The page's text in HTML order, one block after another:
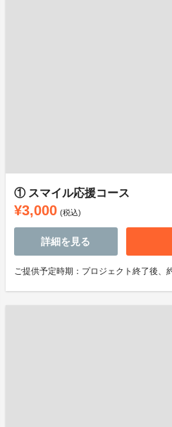
① スマイル応援コース
¥3,000 (税込)
詳細を見る
ご提供予定時期：プロジェクト終了後、